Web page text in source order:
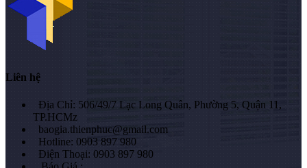
Liên hệ
Địa Chỉ: 506/49/7 Lạc Long Quân, Phường 5, Quận 11,
TP.HCMz
baogia.thienphuc@gmail.com
Hotline: 0903 897 980
Điện Thoại: 0903 897 980